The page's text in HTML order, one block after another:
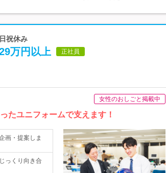
祝休み
万円以上 正社員
女性のおしごと掲載中
たユニフォームで支えます！
画・提案しま
っくり向き合